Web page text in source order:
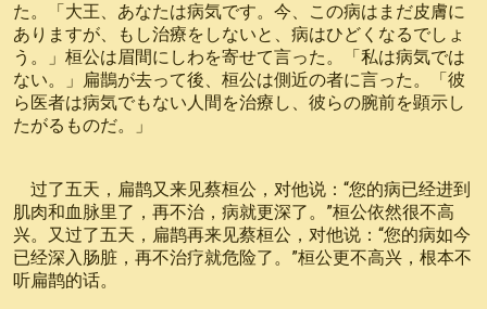
た。「大王、あなたは病気です。今、この病はまだ皮膚に
ありますが、もし治療をしないと、病はひどくなるでしょ
う。」桓公は眉間にしわを寄せて言った。「私は病気では
ない。」扁鵲が去って後、桓公は側近の者に言った。「彼
ら医者は病気でもない人間を治療し、彼らの腕前を顕示し
たがるものだ。」
过了五天，扁鹊又来见蔡桓公，对他说：“您的病已经进到
肌肉和血脉里了，再不治，病就更深了。”桓公依然很不高
兴。又过了五天，扁鹊再来见蔡桓公，对他说：“您的病如今
已经深入肠脏，再不治疗就危险了。”桓公更不高兴，根本不
听扁鹊的话。